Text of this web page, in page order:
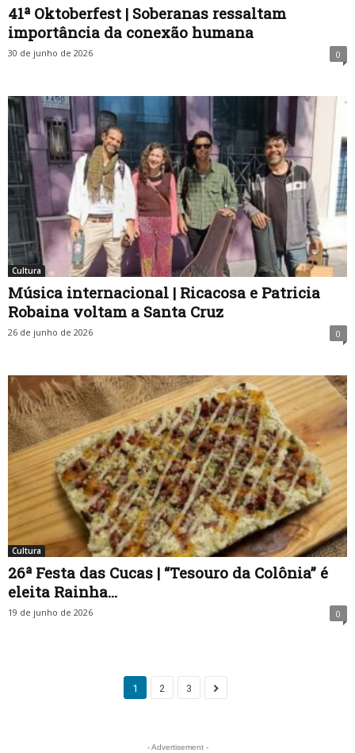
41ª Oktoberfest | Soberanas ressaltam
importância da conexão humana
30 de junho de 2026 0
Cultura
Música internacional | Ricacosa e Patricia
Robaina voltam a Santa Cruz
26 de junho de 2026 0
Cultura
26ª Festa das Cucas | “Tesouro da Colônia” é
eleita Rainha...
19 de junho de 2026 0
1 2 3
- Advertisement -